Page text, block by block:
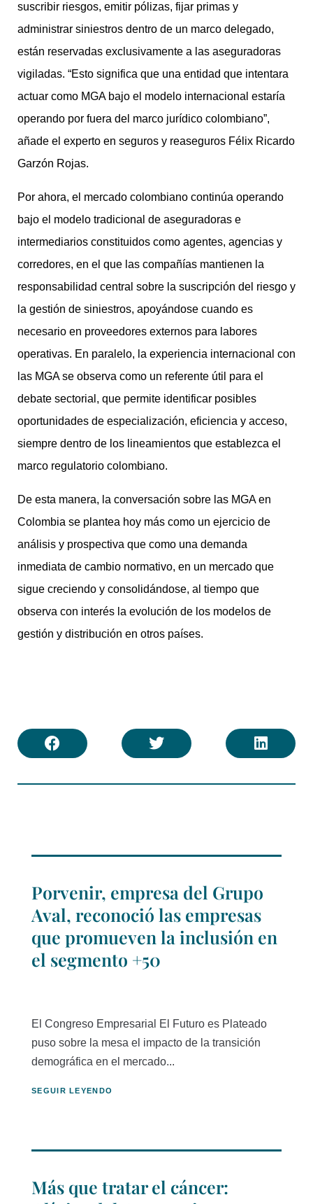
suscribir riesgos, emitir pólizas, fijar primas y
administrar siniestros dentro de un marco delegado,
están reservadas exclusivamente a las aseguradoras
vigiladas. “Esto significa que una entidad que intentara
actuar como MGA bajo el modelo internacional estaría
operando por fuera del marco jurídico colombiano”,
añade el experto en seguros y reaseguros Félix Ricardo
Garzón Rojas.
Por ahora, el mercado colombiano continúa operando
bajo el modelo tradicional de aseguradoras e
intermediarios constituidos como agentes, agencias y
corredores, en el que las compañías mantienen la
responsabilidad central sobre la suscripción del riesgo y
la gestión de siniestros, apoyándose cuando es
necesario en proveedores externos para labores
operativas. En paralelo, la experiencia internacional con
las MGA se observa como un referente útil para el
debate sectorial, que permite identificar posibles
oportunidades de especialización, eficiencia y acceso,
siempre dentro de los lineamientos que establezca el
marco regulatorio colombiano.
De esta manera, la conversación sobre las MGA en
Colombia se plantea hoy más como un ejercicio de
análisis y prospectiva que como una demanda
inmediata de cambio normativo, en un mercado que
sigue creciendo y consolidándose, al tiempo que
observa con interés la evolución de los modelos de
gestión y distribución en otros países.
Porvenir, empresa del Grupo
Aval, reconoció las empresas
que promueven la inclusión en
el segmento +50
El Congreso Empresarial El Futuro es Plateado
puso sobre la mesa el impacto de la transición
demográfica en el mercado...
SEGUIR LEYENDO
Más que tratar el cáncer: